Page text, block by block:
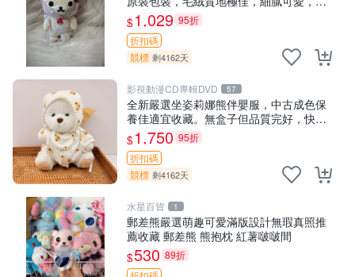
薦收藏兼送禮，適合女性好友或家人，限
量釋出。鬆熊、熊玩偶、收藏品
$1,029 95折
折扣碼
競標 剩4162天
影視動漫CD專輯DVD 57
全新嚴選坐姿莉娜熊伴嬰服，中古成色保
養佳適宜收藏。無盒子但品質完好，快速
出貨。建議入手！ 中古 玩偶 滬漫
$1,750 95折
折扣碼
競標 剩4162天
水星百貨 1
郵差熊嚴選萌趣可愛滿版設計無瑕真照推
薦收藏 郵差熊 熊抱枕 紅薯啵啵間
$530 89折